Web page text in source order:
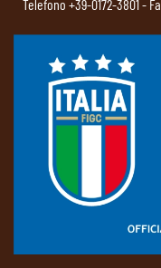
Telefono +39-0172-3801-